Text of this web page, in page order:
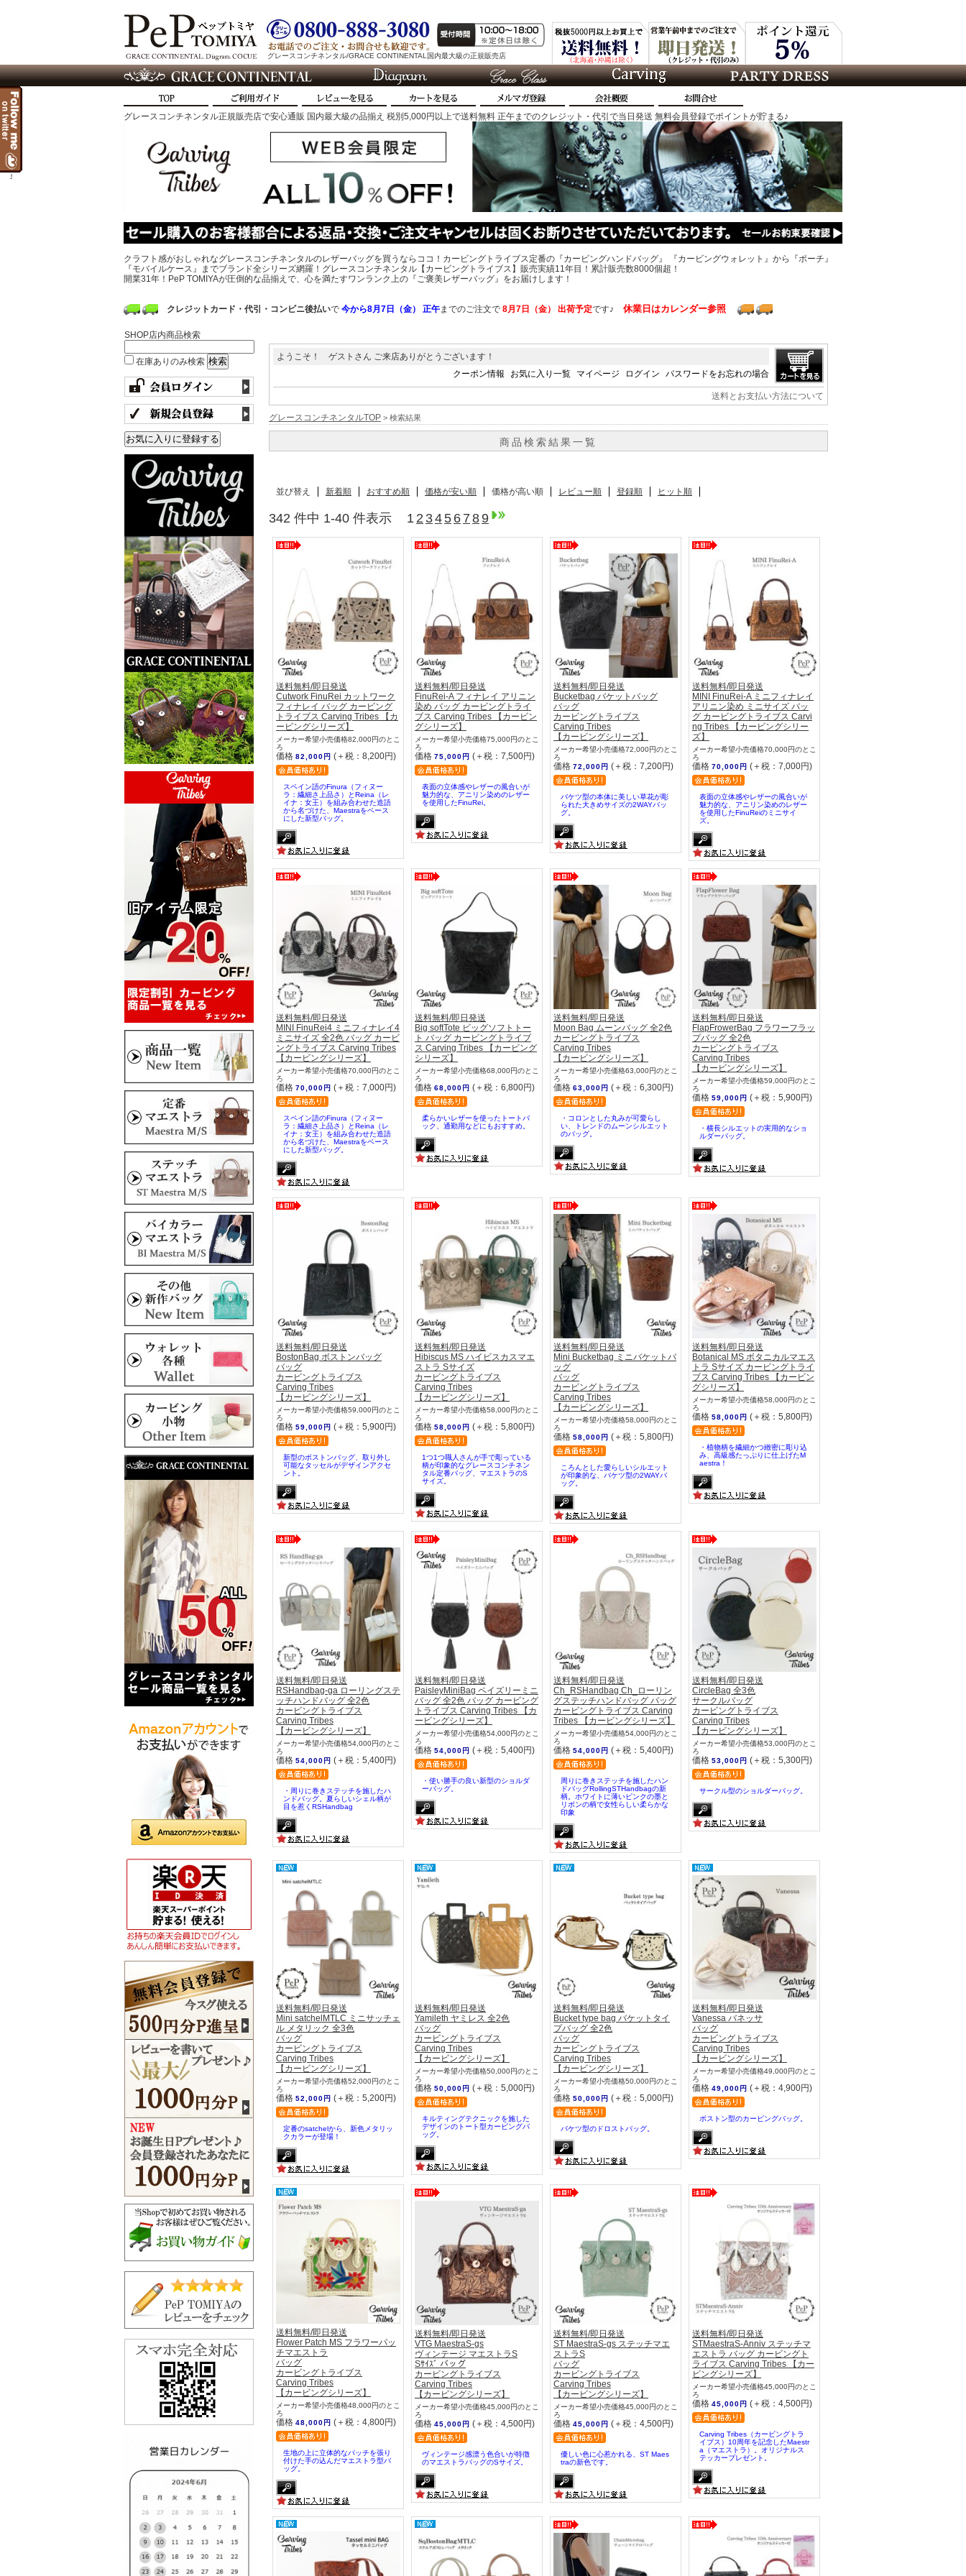
グレースコンチネンタル/GRACE CONTINENTAL国内最大級の正規販売店
グレースコンチネンタル正規販売店で安心通販 国内最大級の品揃え 税別5,000円以上で送料無料 正午までのクレジット・代引で当日発送 無料会員登録でポイントが貯まる♪
クラフト感がおしゃれなグレースコンチネンタルのレザーバッグを買うならココ！カービングトライブス定番の『カービングハンドバッグ』 『カービングウォレット』から『ポーチ』
『モバイルケース』までブランド全シリーズ網羅！グレースコンチネンタル【カービングトライブス】販売実績11年目！累計販売数8000個超！
開業31年！PeP TOMIYAが圧倒的な品揃えで、心を満たすワンランク上の『ご褒美レザーバッグ』をお届けします！
クレジットカード・代引・コンビニ後払いで今から8月7日（金） 正午までのご注文で8月7日（金） 出荷予定です♪ 休業日はカレンダー参照
SHOP店内商品検索
在庫ありのみ検索
t
ようこそ！ ゲストさん ご来店ありがとうございます！
クーポン情報
お気に入り一覧 マイページ ログイン パスワードをお忘れの場合
送料とお支払い方法について
グレースコンチネンタルTOP > 検索結果
商品検索結果一覧
並び替え 新着順 おすすめ順 価格が安い順 価格が高い順 レビュー順 登録順 ヒット順
342 件中 1-40 件表示 1 2 34 5 6 7 89
送料無料/即日発送
Cutwork FinuRei カットワーク
フィナレイ バッグ カービング
トライブス Carving Tribes 【カ
ービングシリーズ】
メーカー希望小売価格82,000円のとこ
ろ
価格 82,000円 (＋税：8,200円)
スペイン語のFinura（フィヌー
ラ：繊細さ上品さ）とReina（レ
イナ：女王）を組み合わせた造語
から名づけた、Maestraをベース
にした新型バッグ。
送料無料/即日発送
FinuRei-A フィナレイ アリニン
染め バッグ カービングトライ
ブス Carving Tribes 【カービン
グシリーズ】
メーカー希望小売価格75,000円のとこ
ろ
価格 75,000円 (＋税：7,500円)
表面の立体感やレザーの風合いが
魅力的な、アニリン染めのレザー
を使用したFinuRei。
送料無料/即日発送
Bucketbag バケットバッグ
バッグ
カービングトライブス
Carving Tribes
【カービングシリーズ】
メーカー希望小売価格72,000円のとこ
ろ
価格 72,000円 (＋税：7,200円)
バケツ型の本体に美しい草花が彫
られた大きめサイズの2WAYバッ
グ。
送料無料/即日発送
MINI FinuRei-A ミニフィナレイ
アリニン染め ミニサイズ バッ
グ カービングトライブス Carvi
ng Tribes 【カービングシリー
ズ】
メーカー希望小売価格70,000円のとこ
ろ
価格 70,000円 (＋税：7,000円)
表面の立体感やレザーの風合いが
魅力的な、アニリン染めのレザー
を使用したFinuReiのミニサイ
ズ。
送料無料/即日発送
MINI FinuRei4 ミニフィナレイ4
ミニサイズ 全2色 バッグ カービ
ングトライブス Carving Tribes
【カービングシリーズ】
メーカー希望小売価格70,000円のとこ
ろ
価格 70,000円 (＋税：7,000円)
スペイン語のFinura（フィヌー
ラ：繊細さ上品さ）とReina（レ
イナ：女王）を組み合わせた造語
から名づけた、Maestraをベース
にした新型バッグ。
送料無料/即日発送
Big softTote ビッグソフトトー
ト バッグ カービングトライブ
ス Carving Tribes 【カービング
シリーズ】
メーカー希望小売価格68,000円のとこ
ろ
価格 68,000円 (＋税：6,800円)
柔らかいレザーを使ったトートバ
ック、通勤用などにもおすすめ。
送料無料/即日発送
Moon Bag ムーンバッグ 全2色
カービングトライブス
Carving Tribes
【カービングシリーズ】
メーカー希望小売価格63,000円のとこ
ろ
価格 63,000円 (＋税：6,300円)
・コロンとした丸みが可愛らし
い、トレンドのムーンシルエット
のバッグ。
送料無料/即日発送
FlapFrowerBag フラワーフラッ
プバッグ 全2色
カービングトライブス
Carving Tribes
【カービングシリーズ】
メーカー希望小売価格59,000円のとこ
ろ
価格 59,000円 (＋税：5,900円)
・横長シルエットの実用的なショ
ルダーバッグ。
送料無料/即日発送
BostonBag ボストンバッグ
バッグ
カービングトライブス
Carving Tribes
【カービングシリーズ】
メーカー希望小売価格59,000円のとこ
ろ
価格 59,000円 (＋税：5,900円)
新型のボストンバッグ、取り外し
可能なタッセルがデザインアクセ
ント。
送料無料/即日発送
Hibiscus MS ハイビスカスマエ
ストラ Sサイズ
カービングトライブス
Carving Tribes
【カービングシリーズ】
メーカー希望小売価格58,000円のとこ
ろ
価格 58,000円 (＋税：5,800円)
1つ1つ職人さんが手で彫っている
柄が印象的なグレースコンチネン
タル定番バッグ、マエストラのS
サイズ。
送料無料/即日発送
Mini Bucketbag ミニバケットバ
ッグ
バッグ
カービングトライブス
Carving Tribes
【カービングシリーズ】
メーカー希望小売価格58,000円のとこ
ろ
価格 58,000円 (＋税：5,800円)
ころんとした愛らしいシルエット
が印象的な、バケツ型の2WAYバ
ッグ。
送料無料/即日発送
Botanical MS ボタニカルマエス
トラ Sサイズ カービングトライ
ブス Carving Tribes 【カービン
グシリーズ】
メーカー希望小売価格58,000円のとこ
ろ
価格 58,000円 (＋税：5,800円)
・植物柄を繊細かつ緻密に彫り込
み、高級感たっぷりに仕上げたM
aestra！
送料無料/即日発送
RSHandbag-ga ローリングステ
ッチハンドバッグ 全2色
カービングトライブス
Carving Tribes
【カービングシリーズ】
メーカー希望小売価格54,000円のとこ
ろ
価格 54,000円 (＋税：5,400円)
・周りに巻きステッチを施したハ
ンドバッグ。夏らしいシェル柄が
目を惹くRSHandbag
送料無料/即日発送
PaisleyMiniBag ペイズリーミニ
バッグ 全2色 バッグ カービング
トライブス Carving Tribes 【カ
ービングシリーズ】
メーカー希望小売価格54,000円のとこ
ろ
価格 54,000円 (＋税：5,400円)
・使い勝手の良い新型のショルダ
ーバッグ。
送料無料/即日発送
Ch_RSHandbag Ch_ローリン
グステッチハンドバッグ バッグ
カービングトライブス Carving
Tribes 【カービングシリーズ】
メーカー希望小売価格54,000円のとこ
ろ
価格 54,000円 (＋税：5,400円)
周りに巻きステッチを施したハン
ドバッグRollingSTHandbagの新
柄。ホワイトに薄いピンクの墨と
リボンの柄で女性らしい柔らかな
印象
送料無料/即日発送
CircleBag 全3色
サークルバッグ
カービングトライブス
Carving Tribes
【カービングシリーズ】
メーカー希望小売価格53,000円のとこ
ろ
価格 53,000円 (＋税：5,300円)
サークル型のショルダーバッグ。
送料無料/即日発送
Mini satchelMTLC ミニサッチェ
ル メタリック 全3色
バッグ
カービングトライブス
Carving Tribes
【カービングシリーズ】
メーカー希望小売価格52,000円のとこ
ろ
価格 52,000円 (＋税：5,200円)
定番のsatchelから、新色メタリッ
クカラーが登場！
送料無料/即日発送
Yamileth ヤミレス 全2色
バッグ
カービングトライブス
Carving Tribes
【カービングシリーズ】
メーカー希望小売価格50,000円のとこ
ろ
価格 50,000円 (＋税：5,000円)
キルティングテクニックを施した
デザインのトート型カービングバ
ッグ。
送料無料/即日発送
Bucket type bag バケットタイ
プバッグ 全2色
バッグ
カービングトライブス
Carving Tribes
【カービングシリーズ】
メーカー希望小売価格50,000円のとこ
ろ
価格 50,000円 (＋税：5,000円)
バケツ型のドロストバッグ。
送料無料/即日発送
Vanessa バネッサ
バッグ
カービングトライブス
Carving Tribes
【カービングシリーズ】
メーカー希望小売価格49,000円のとこ
ろ
価格 49,000円 (＋税：4,900円)
ボストン型のカービングバッグ。
送料無料/即日発送
Flower Patch MS フラワーパッ
チマエストラ
バッグ
カービングトライブス
Carving Tribes
【カービングシリーズ】
メーカー希望小売価格48,000円のとこ
ろ
価格 48,000円 (＋税：4,800円)
生地の上に立体的なパッチを張り
付けた手の込んだマエストラ型バ
ッグ。
送料無料/即日発送
VTG MaestraS-gs
ヴィンテージ マエストラS
Sｻｲｽﾞ バッグ
カービングトライブス
Carving Tribes
【カービングシリーズ】
メーカー希望小売価格45,000円のとこ
ろ
価格 45,000円 (＋税：4,500円)
ヴィンテージ感漂う色合いが特徴
のマエストラバッグのSサイズ。
送料無料/即日発送
ST MaestraS-gs ステッチマエ
ストラS
バッグ
カービングトライブス
Carving Tribes
【カービングシリーズ】
メーカー希望小売価格45,000円のとこ
ろ
価格 45,000円 (＋税：4,500円)
優しい色に心惹かれる、ST Maes
traの新色です。
送料無料/即日発送
STMaestraS-Anniv ステッチマ
エストラ バッグ カービングト
ライブス Carving Tribes 【カー
ビングシリーズ】
メーカー希望小売価格45,000円のとこ
ろ
価格 45,000円 (＋税：4,500円)
Carving Tribes（カービングトラ
イブス）10周年を記念したMaestr
a（マエストラ）。オリジナルス
テッカープレゼント。